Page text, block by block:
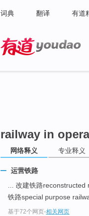
词典 翻译 有道
railway in
网络释义 专业释义
运营铁路
... 改建铁路reconstructed
铁路special purpose
基于72个网页-相关网页